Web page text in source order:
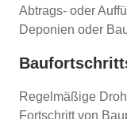
Abtrags- oder
Deponien oder
Regelmäßige
Fortschritt von